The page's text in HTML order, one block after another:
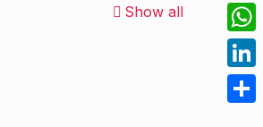
Show all